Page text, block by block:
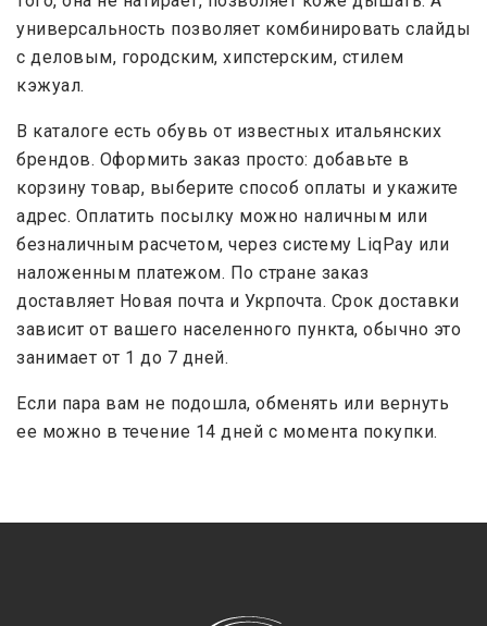
универсальность позволяет комбинировать слайды
с деловым, городским, хипстерским, стилем
кэжуал.
В каталоге есть обувь от известных итальянских
брендов. Оформить заказ просто: добавьте в
корзину товар, выберите способ оплаты и укажите
адрес. Оплатить посылку можно наличным или
безналичным расчетом, через систему LiqPay или
наложенным платежом. По стране заказ
доставляет Новая почта и Укрпочта. Срок доставки
зависит от вашего населенного пункта, обычно это
занимает от 1 до 7 дней.
Если пара вам не подошла, обменять или вернуть
ее можно в течение 14 дней с момента покупки.